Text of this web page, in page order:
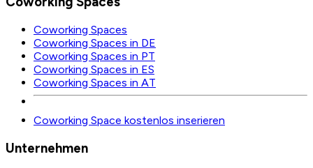
Coworking Spaces
Coworking Spaces in DE
Coworking Spaces in PT
Coworking Spaces in ES
Coworking Spaces in AT
Coworking Space kostenlos inserieren
Unternehmen